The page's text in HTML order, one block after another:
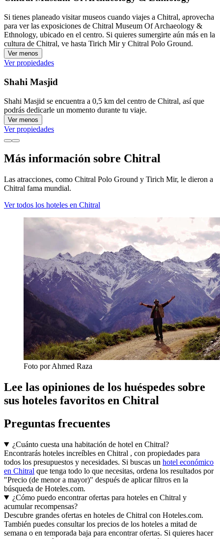
Si tienes planeado visitar museos cuando viajes a Chitral, aprovecha
para ver las exposiciones de Chitral Museum Of Archaeology &
Ethnology, ubicado en el centro. Si quieres sumergirte aún más en la
cultura de Chitral, ve hasta Tirich Mir y Chitral Polo Ground.
Ver menos
Ver propiedades
Shahi Masjid
Shahi Masjid se encuentra a 0,5 km del centro de Chitral, así que
podrás dedicarle un momento durante tu viaje.
Ver menos
Ver propiedades
Más información sobre Chitral
Las atracciones, como Chitral Polo Ground y Tirich Mir, le dieron a
Chitral fama mundial.
Ver todos los hoteles en Chitral
Foto por Ahmed Raza
Lee las opiniones de los huéspedes sobre
sus hoteles favoritos en Chitral
Preguntas frecuentes
¿Cuánto cuesta una habitación de hotel en Chitral?
Encontrarás hoteles increíbles en Chitral , con propiedades para
todos los presupuestos y necesidades. Si buscas un hotel económico
en Chitral que tenga todo lo que necesitas, ordena los resultados por
"Precio (de menor a mayor)" después de aplicar filtros en la
búsqueda de Hoteles.com.
¿Cómo puedo encontrar ofertas para hoteles en Chitral y
acumular recompensas?
Descubre grandes ofertas en hoteles de Chitral con Hoteles.com.
También puedes consultar los precios de los hoteles a mitad de
semana o en temporada baja para encontrar ofertas. Si quieres hacer